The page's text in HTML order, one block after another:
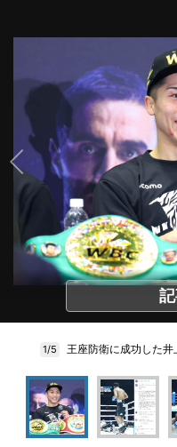
1/5 王座防衛に成功した井